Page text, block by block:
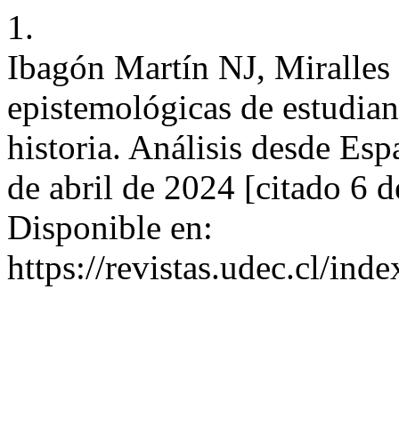
1.
Ibagón Martín NJ, Miralles
epistemológicas de
historia. Análisis desde
de abril de 2024 [citado 6
Disponible en:
https://revistas.udec.cl/